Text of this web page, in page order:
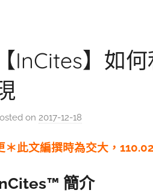
【InCites】如
on 2017-12-18
s
a
＊此文編撰時為交大，
簡介